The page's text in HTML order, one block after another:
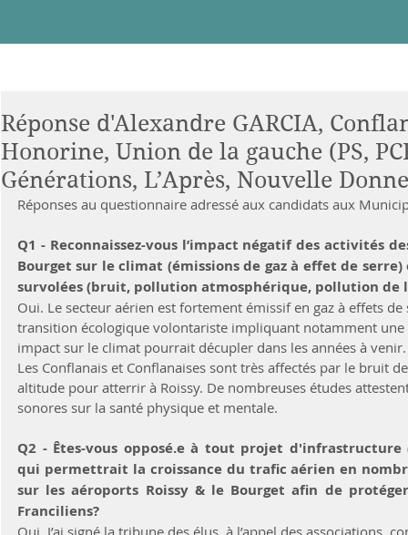
Réponse d'Alexandre GARCIA,
Honorine, Union de la gauche (PS,
Générations, L’Après, Nouvelle
Réponses au questionnaire adressé aux candidats aux
Q1 - Reconnaissez-vous l’impact négatif des activités
Bourget sur le climat (émissions de gaz à effet de
Oui. Le secteur aérien est fortement émissif en gaz à effets de
transition écologique volontariste impliquant notamment
impact sur le climat pourrait décupler dans les années à venir.
Les Conflanais et Conflanaises sont très affectés par le bruit
altitude pour atterrir à Roissy. De nombreuses études
sonores sur la santé physique et mentale.
Q2 - Êtes-vous opposé.e à tout projet d'infrastructure
qui permettrait la croissance du trafic aérien en
sur les aéroports Roissy & le Bourget afin de
Oui. J’ai signé la tribune des élus, à l’appel des associations,